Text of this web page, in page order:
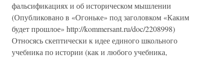
фальсификациях и об историческом мышлении
(Опубликовано в «Огоньке» под заголовком «Каким
будет прошлое» http://kommersant.ru/doc/2208998)
Относясь скептически к идее единого школьного
учебника по истории (как и любого учебника,